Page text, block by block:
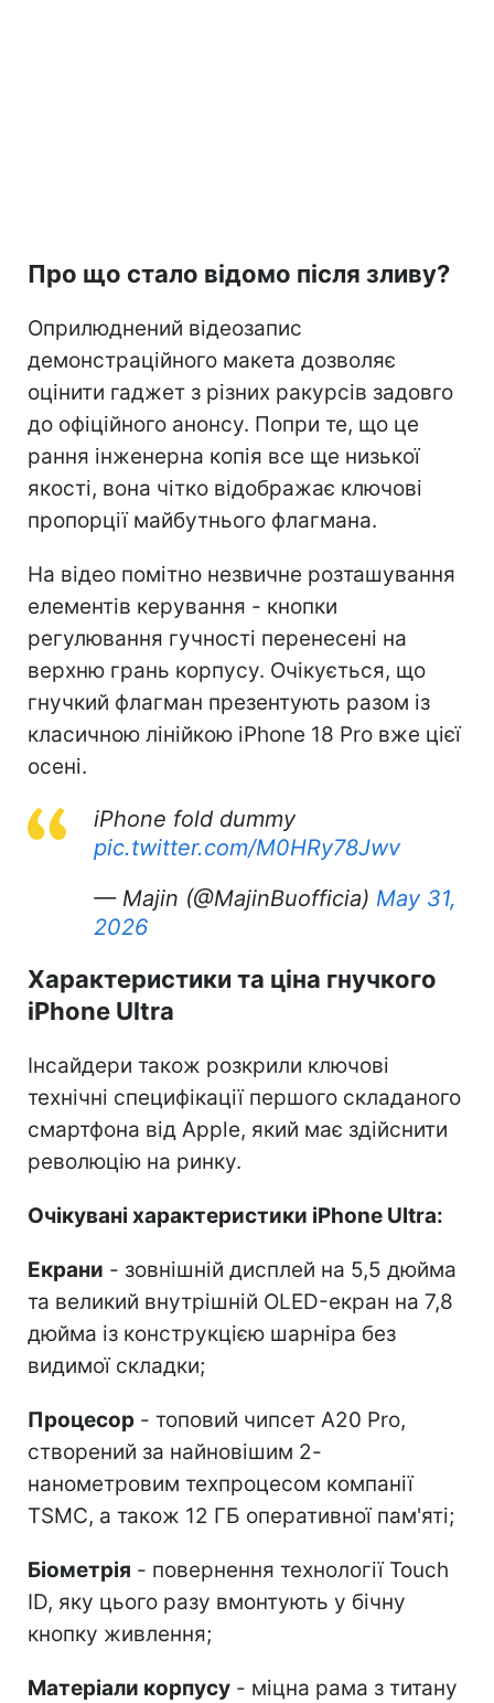
Про що стало відомо після зливу?
Оприлюднений відеозапис
демонстраційного макета дозволяє
оцінити гаджет з різних ракурсів задовго
до офіційного анонсу. Попри те, що це
рання інженерна копія все ще низької
якості, вона чітко відображає ключові
пропорції майбутнього флагмана.
На відео помітно незвичне розташування
елементів керування - кнопки
регулювання гучності перенесені на
верхню грань корпусу. Очікується, що
гнучкий флагман презентують разом із
класичною лінійкою iPhone 18 Pro вже цієї
осені.
iPhone fold dummy
pic.twitter.com/M0HRy78Jwv
— Majin (@MajinBuofficia) May 31,
2026
Характеристики та ціна гнучкого
iPhone Ultra
Інсайдери також розкрили ключові
технічні специфікації першого складаного
смартфона від Apple, який має здійснити
революцію на ринку.
Очікувані характеристики iPhone Ultra:
Екрани - зовнішній дисплей на 5,5 дюйма
та великий внутрішній OLED-екран на 7,8
дюйма із конструкцією шарніра без
видимої складки;
Процесор - топовий чипсет A20 Pro,
створений за найновішим 2-
нанометровим техпроцесом компанії
TSMC, а також 12 ГБ оперативної пам'яті;
Біометрія - повернення технології Touch
ID, яку цього разу вмонтують у бічну
кнопку живлення;
Матеріали корпусу - міцна рама з титану